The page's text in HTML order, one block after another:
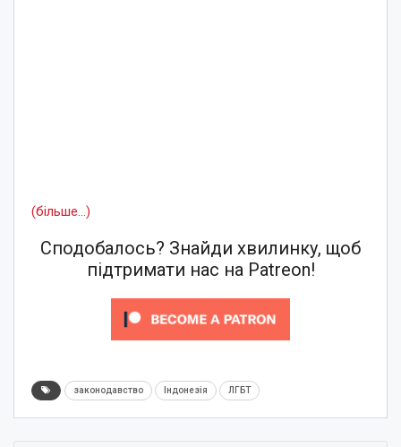
(більше…)
Сподобалось? Знайди хвилинку, щоб
підтримати нас на Patreon!
законодавство Індонезія ЛГБТ